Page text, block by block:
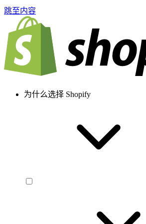
跳至内容
为什么选择 Shopify